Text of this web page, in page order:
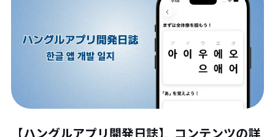
【ハングルアプリ開発日誌】 コンテンツの詳